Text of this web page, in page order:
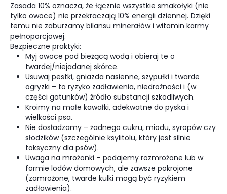
Zasada 10% oznacza, że łącznie wszystkie smakołyki (nie
tylko owoce) nie przekraczają 10% energii dziennej. Dzięki
temu nie zaburzamy bilansu minerałów i witamin karmy
pełnoporcjowej.
Bezpieczne praktyki:
Myj owoce pod bieżącą wodą i obieraj te o
twardej/niejadanej skórce.
Usuwaj pestki, gniazda nasienne, szypułki i twarde
ogryzki – to ryzyko zadławienia, niedrożności i (w
części gatunków) źródło substancji szkodliwych.
Kroimy na małe kawałki, adekwatne do pyska i
wielkości psa.
Nie dosładzamy – żadnego cukru, miodu, syropów czy
słodzików (szczególnie ksylitolu, który jest silnie
toksyczny dla psów).
Uwaga na mrożonki – podajemy rozmrożone lub w
formie lodów domowych, ale zawsze pokrojone
(zamrożone, twarde kulki mogą być ryzykiem
zadławienia).